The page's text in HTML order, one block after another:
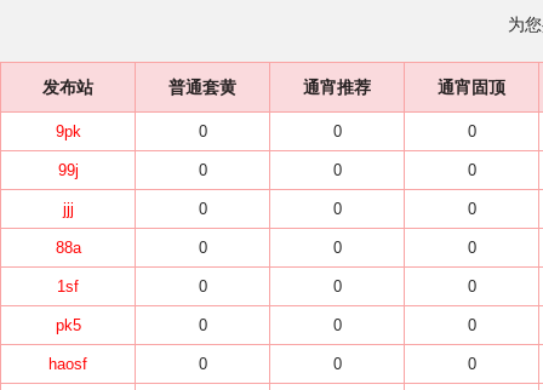
为
发布站 普通套黄 通宵推荐 通宵固顶
9pk 0 0 0
99j 0 0 0
jjj 0 0 0
88a 0 0 0
1sf 0 0 0
pk5 0 0 0
haosf 0 0 0